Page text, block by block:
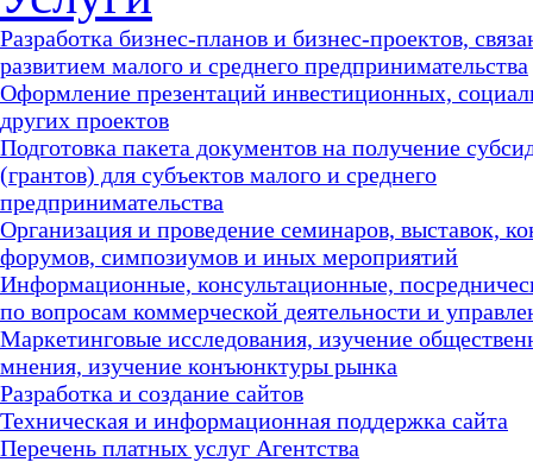
Разработка бизнес-планов и бизнес-проектов,
развитием малого и среднего предпринимательства
Оформление презентаций инвестиционных,
других проектов
Подготовка пакета документов на получение
(грантов) для субъектов малого и среднего
предпринимательства
Организация и проведение семинаров, выставок,
форумов, симпозиумов и иных мероприятий
Информационные, консультационные,
по вопросам коммерческой деятельности и
Маркетинговые исследования, изучение
мнения, изучение конъюнктуры рынка
Разработка и создание сайтов
Техническая и информационная поддержка сайта
Перечень платных услуг Агентства